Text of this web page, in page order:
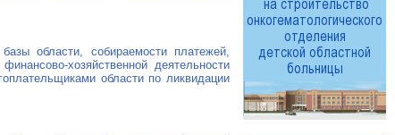
области, собираемости платежей,
хозяйственной деятельности
области по ликвидации